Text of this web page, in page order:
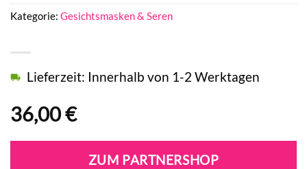
36,00€
Lieferzeit: Innerhalb von 1-2 Werktagen
ZUM PARTNERSHOP
Kategorie: Gesichtsmasken & Seren